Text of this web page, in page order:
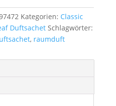
Kategorien: Classic
Duftsachet Schlagwörter:
, raumduft